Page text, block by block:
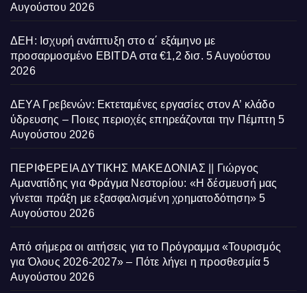
Αυγούστου 2026
ΔΕΗ: Ισχυρή ανάπτυξη στο α΄ εξάμηνο με
προσαρμοσμένο EBITDA στα €1,2 δισ. 5 Αυγούστου
2026
ΔΕΥΑ Γρεβενών: Εκτεταμένες εργασίες στον Α’ κλάδο
ύδρευσης – Ποιες περιοχές επηρεάζονται την Πέμπτη 5
Αυγούστου 2026
ΠΕΡΙΦΕΡΕΙΑ ΔΥΤΙΚΗΣ ΜΑΚΕΔΟΝΙΑΣ || Γιώργος
Αμανατίδης για Φράγμα Νεστορίου: «Η δέσμευσή μας
γίνεται πράξη με εξασφαλισμένη χρηματοδότηση» 5
Αυγούστου 2026
Από σήμερα οι αιτήσεις για το Πρόγραμμα «Τουρισμός
για Όλους 2026-2027» – Πότε λήγει η προσθεσμία 5
Αυγούστου 2026